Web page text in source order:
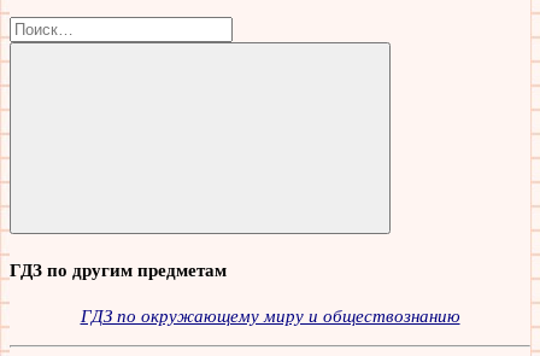
Найти:
Поиск
ГДЗ по другим предметам
ГДЗ по окружающему миру и обществознанию